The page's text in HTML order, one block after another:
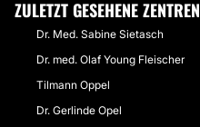
ZULETZT GESEHENE ZENTREN
Dr. Med. Sabine Sietasch
Dr. med. Olaf Young Fleischer
Tilmann Oppel
Dr. Gerlinde Opel